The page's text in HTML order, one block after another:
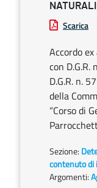
Scarica
Accordo
con
D.G.R. n.
della
“Corso di
Sezione:
contenuto di
Argomenti: